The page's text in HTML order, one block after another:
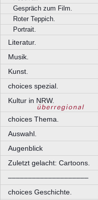
Gespräch zum Film.
Roter Teppich.
Portrait.
Literatur.
Musik.
Kunst.
choices spezial.
Kultur in NRW.
choices Thema.
Auswahl.
Augenblick
Zuletzt gelacht: Cartoons.
––––––––––––––––––––
choices Geschichte.